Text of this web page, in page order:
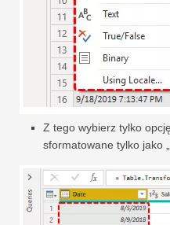
Z tego wybierz tylko
sformatowane tylko jako